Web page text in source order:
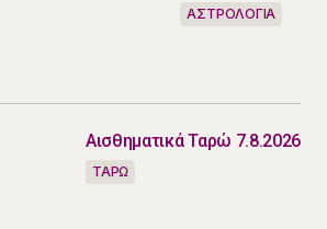
ΑΣΤΡΟΛΟΓΙΑ
Αισθηματικά Ταρώ 7.8.2026
ΤΑΡΩ